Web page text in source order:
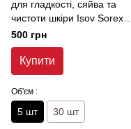
для гладкості, сяйва та
чистоти шкіри Isov Sorex
Radiance LHA Peel Pads , 5
шт
500 грн
Купити
Об'єм :
5 шт 30 шт